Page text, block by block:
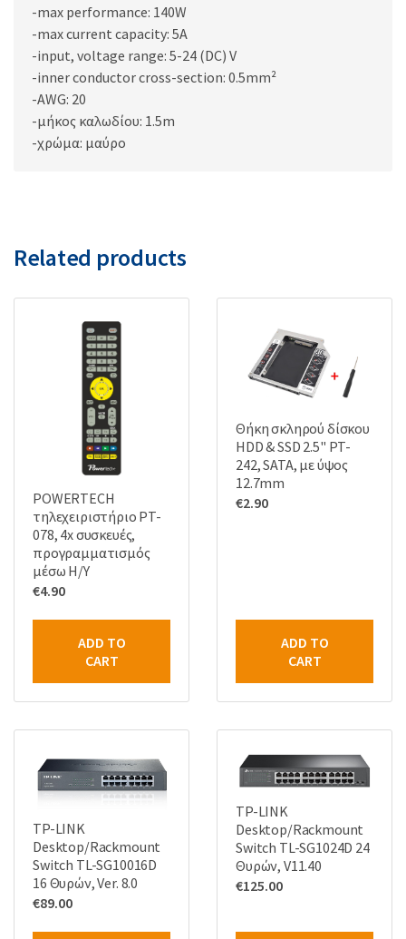
-max performance: 140W
-max current capacity: 5A
-input, voltage range: 5-24 (DC) V
-inner conductor cross-section: 0.5mm²
-AWG: 20
-μήκος καλωδίου: 1.5m
-χρώμα: μαύρο
Related products
POWERTECH
τηλεχειριστήριο PT-
078, 4x συσκευές,
προγραμματισμός
μέσω Η/Υ
€4.90
ADD TO
CART
Θήκη σκληρού δίσκου
HDD & SSD 2.5" PT-
242, SATA, με ύψος
12.7mm
€2.90
ADD TO
CART
TP-LINK
Desktop/Rackmount
Switch TL-SG10016D
16 Θυρών, Ver. 8.0
€89.00
TP-LINK
Desktop/Rackmount
Switch TL-SG1024D 24
Θυρών, V11.40
€125.00